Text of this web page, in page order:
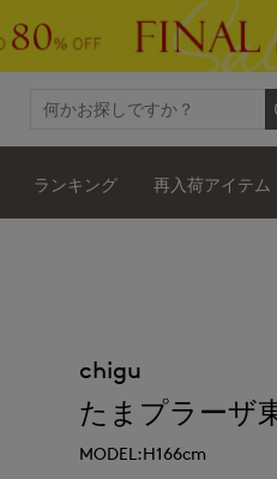
ランキング 再入荷アイテム
chigu
たまプラーザ
MODEL:H166cm